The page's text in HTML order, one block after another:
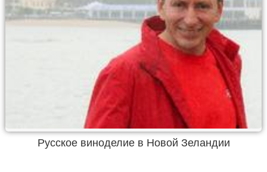
Русское виноделие в Новой Зеландии